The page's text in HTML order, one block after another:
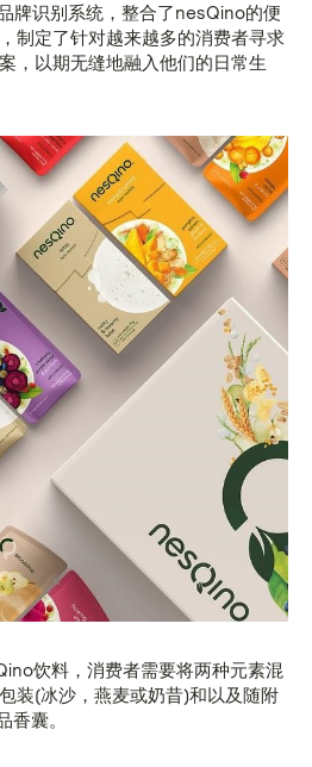
牌识别系统，整合了nesQino的便
制定了针对越来越多的消费者寻求
，以期无缝地融入他们的日常生
饮料，消费者需要将两种元素混
装(冰沙，燕麦或奶昔)和以及随附
囊。